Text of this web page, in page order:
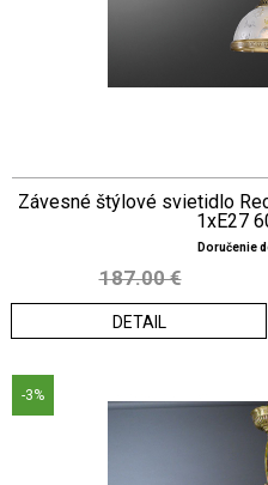
Závesné štýlové svietidlo
1xE27
Doručenie
187.00 €
DETAIL
-3%